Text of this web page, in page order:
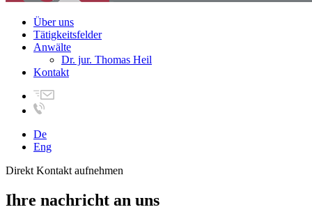
Über uns
Tätigkeitsfelder
Anwälte
Dr. jur. Thomas Heil
Kontakt
De
Eng
Direkt Kontakt aufnehmen
Ihre nachricht an uns